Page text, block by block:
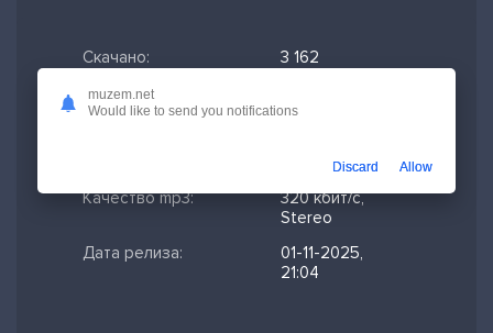
Скачано:
3 162
Формат:
4.59 МБ
Качество mp3:
320 кбит/с,
Stereo
Дата релиза:
01-11-2025,
21:04
muzem.net
Would like to send you notifications
Discard Allow